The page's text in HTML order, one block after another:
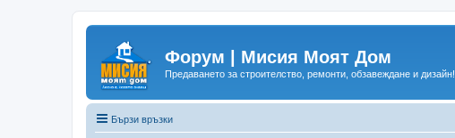
Форум | Мисия Моят Дом
Предаването за строителство, ремонти, обзавеждане и дизайн!
Бързи връзки